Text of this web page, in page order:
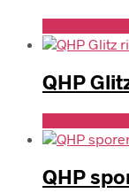
QHP
QHP